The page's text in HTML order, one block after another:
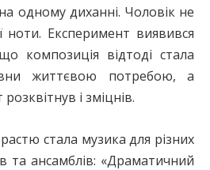
одному диханні. Чоловік не
ноти. Експеримент виявився
композиція відтоді стала
життєвою потребою, а
і зміцнів.
стала музика для різних
та ансамблів: «Драматичний